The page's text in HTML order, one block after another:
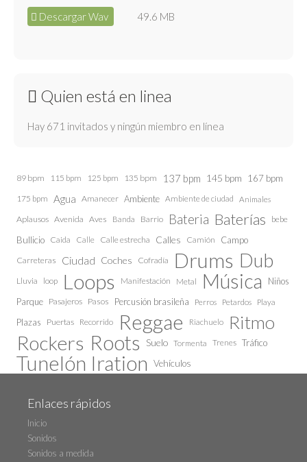
Descargar Wav 49.6 MB
Quien está en linea
Hay 671 invitados y ningún miembro en línea
89 bpm 115 bpm 125 bpm 135 bpm 137 bpm 145 bpm 167 bpm
175 bpm Agua Amanecer Ambiente Ambiente de ciudad Animales
Aplausos Avenida Aves Banda Barrio Bateria Baterías bebe
Bullicio Caida Calle Calle estrecha Calles Camión Campo
Carreteras Ciudad Coches Cofradía Drums Dub
Lluvia loop Loops Manifestación Metal Música
Niños
Parque Pasajeros Pasos Percusión brasileña Perros Petardos Playa
Plazas Puertas Recorrido Reggae Riachuelo Ritmo
Rockers Roots Suelo Tormenta Trenes Tráfico
Tunelón Iration Vehículos
Enlaces rápidos
Inicio
Sonidos
Sonidos a medida